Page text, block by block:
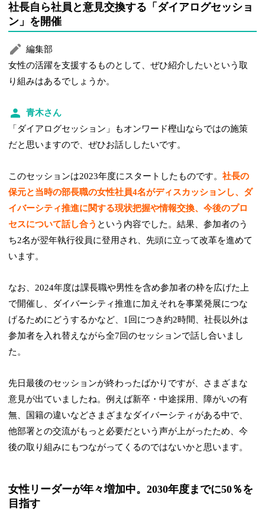
社長自ら社員と意見交換する「ダイアログセッショ
ン」を開催
編集部
女性の活躍を支援するものとして、ぜひ紹介したいという取
り組みはあるでしょうか。
青木さん
「ダイアログセッション」もオンワード樫山ならではの施策
だと思いますので、ぜひお話ししたいです。
このセッションは2023年度にスタートしたものです。社長の
保元と当時の部長職の女性社員4名がディスカッションし、ダ
イバーシティ推進に関する現状把握や情報交換、今後のプロ
セスについて話し合う という内容でした。結果、参加者のう
ち2名が翌年執行役員に登用され、先頭に立って改革を進めて
います。
なお、2024年度は課長職や男性を含め参加者の枠を広げた上
で開催し、ダイバーシティ推進に加えそれを事業発展につな
げるためにどうするかなど、1回につき約2時間、社長以外は
参加者を入れ替えながら全7回のセッションで話し合いまし
た。
先日最後のセッションが終わったばかりですが、さまざまな
意見が出ていましたね。例えば新卒・中途採用、障がいの有
無、国籍の違いなどさまざまなダイバーシティがある中で、
他部署との交流がもっと必要だという声が上がったため、今
後の取り組みにもつながってくるのではないかと思います。
女性リーダーが年々増加中。2030年度までに50％を
目指す